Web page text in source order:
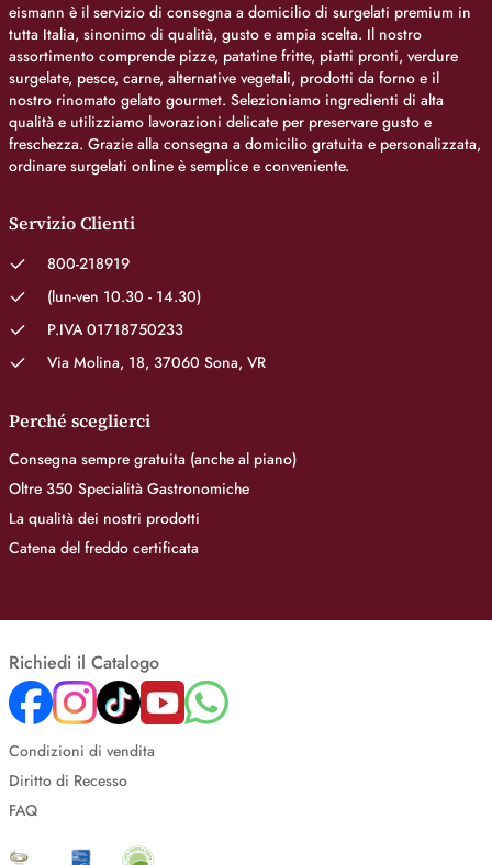
eismann è il servizio di consegna a domicilio di surgelati premium in
tutta Italia, sinonimo di qualità, gusto e ampia scelta. Il nostro
assortimento comprende pizze, patatine fritte, piatti pronti, verdure
surgelate, pesce, carne, alternative vegetali, prodotti da forno e il
nostro rinomato gelato gourmet. Selezioniamo ingredienti di alta
qualità e utilizziamo lavorazioni delicate per preservare gusto e
freschezza. Grazie alla consegna a domicilio gratuita e personalizzata,
ordinare surgelati online è semplice e conveniente.
Servizio Clienti
800-218919
(lun-ven 10.30 - 14.30)
P.IVA 01718750233
Via Molina, 18, 37060 Sona, VR
Perché sceglierci
Consegna sempre gratuita (anche al piano)
Oltre 350 Specialità Gastronomiche
La qualità dei nostri prodotti
Catena del freddo certificata
Richiedi il Catalogo
Condizioni di vendita
Diritto di Recesso
FAQ